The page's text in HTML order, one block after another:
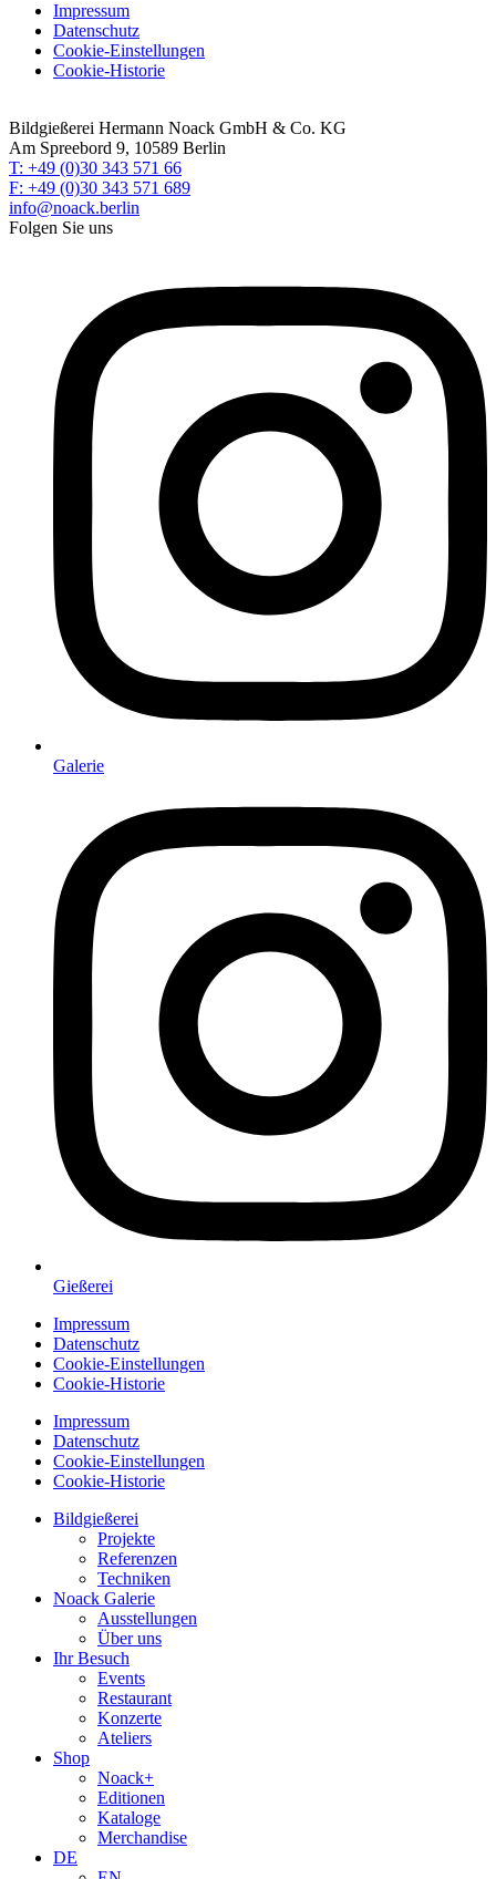
Impressum
Datenschutz
Cookie-Einstellungen
Cookie-Historie
Bildgießerei Hermann Noack GmbH & Co. KG
Am Spreebord 9, 10589 Berlin
T: +49 (0)30 343 571 66
F: +49 (0)30 343 571 689
info@noack.berlin
Folgen Sie uns
Galerie
Gießerei
Impressum
Datenschutz
Cookie-Einstellungen
Cookie-Historie
Impressum
Datenschutz
Cookie-Einstellungen
Cookie-Historie
Bildgießerei
Projekte
Referenzen
Techniken
Noack Galerie
Ausstellungen
Über uns
Ihr Besuch
Events
Restaurant
Konzerte
Ateliers
Shop
Noack+
Editionen
Kataloge
Merchandise
DE